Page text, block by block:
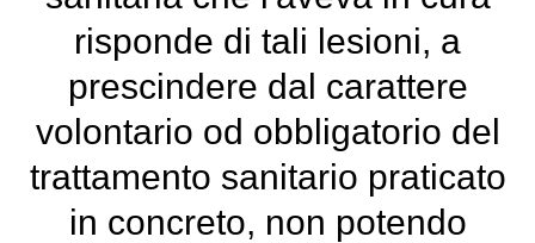
risponde di tali lesioni, a
prescindere dal carattere
volontario od obbligatorio del
trattamento sanitario praticato
in concreto, non potendo